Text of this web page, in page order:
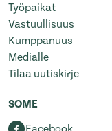
Työpaikat
Vastuullisuus
Kumppanuus
Medialle
Tilaa uutiskirje
SOME